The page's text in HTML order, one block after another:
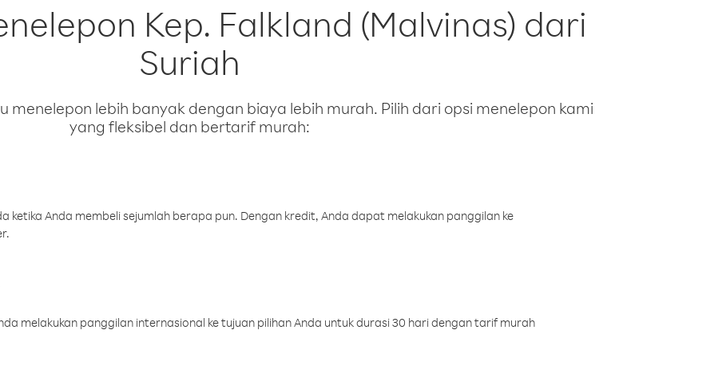
Kep. Falkland (Malvinas) dari
Suriah
menelepon lebih banyak dengan biaya lebih murah. Pilih dari opsi menelepon kami
yang fleksibel dan bertarif murah:
ketika Anda membeli sejumlah berapa pun. Dengan kredit, Anda dapat melakukan panggilan ke
melakukan panggilan internasional ke tujuan pilihan Anda untuk durasi 30 hari dengan tarif murah